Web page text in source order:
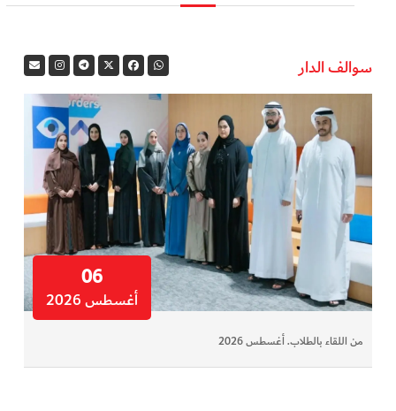
سوالف الدار
06
أغسطس 2026
من اللقاء بالطلاب. أغسطس 2026